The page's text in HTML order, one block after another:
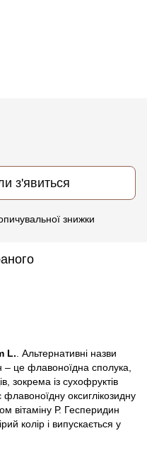
з'явиться
знижки
L. . Альтернативні назви
– це флавоноїдна сполука,
зокрема із сухофруктів
оксиглікозидну
вітаміну Р. Гесперидин
колір і випускається у